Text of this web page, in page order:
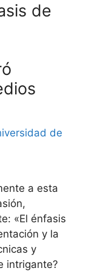
de
de
a esta
«El énfasis
y la
y
intrigante?